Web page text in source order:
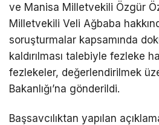
ve Manisa Milletvekili Özgür
Milletvekili Veli Ağbaba
soruşturmalar kapsamında
kaldırılması talebiyle fezleke
fezlekeler, değerlendirilmek
Bakanlığı’na gönderildi.
Başsavcılıktan yapılan